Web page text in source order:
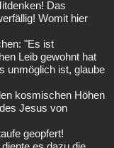
Das
Womit hier
"Es ist
Leib gewohnt hat
unmöglich ist, glaube
kosmischen Höhen
Jesus von
geopfert!